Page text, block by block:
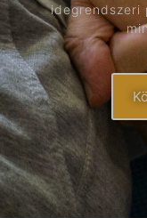
idegrendszeri